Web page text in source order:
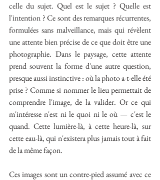
celle du sujet. Quel est le sujet ? Quelle est
l'intention ? Ce sont des remarques récurrentes,
formulées sans malveillance, mais qui révèlent
une attente bien précise de ce que doit être une
photographie. Dans le paysage, cette attente
prend souvent la forme d'une autre question,
presque aussi instinctive : où la photo a-t-elle été
prise ? Comme si nommer le lieu permettait de
comprendre l'image, de la valider. Or ce qui
m'intéresse n'est ni le quoi ni le où — c'est le
quand. Cette lumière-là, à cette heure-là, sur
cette eau-là, qui n'existera plus jamais tout à fait
de la même façon.
Ces images sont un contre-pied assumé avec ce